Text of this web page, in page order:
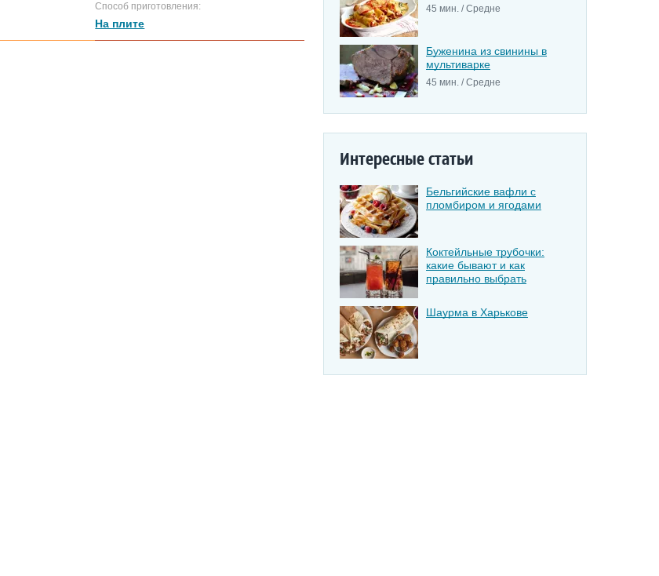
Способ приготовления:
На плите
45 мин. / Средне
Буженина из свинины в
мультиварке
45 мин. / Средне
Интересные статьи
Бельгийские вафли с
пломбиром и ягодами
Коктейльные трубочки:
какие бывают и как
правильно выбрать
Шаурма в Харькове